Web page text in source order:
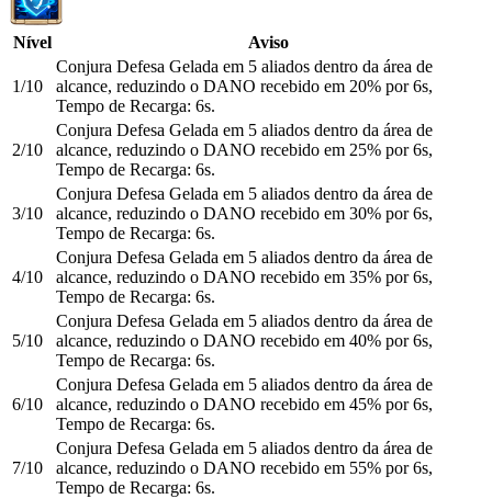
Nível Aviso
1/10
Conjura Defesa Gelada em 5 aliados dentro da área de
alcance, reduzindo o DANO recebido em 20% por 6s,
Tempo de Recarga: 6s.
2/10
Conjura Defesa Gelada em 5 aliados dentro da área de
alcance, reduzindo o DANO recebido em 25% por 6s,
Tempo de Recarga: 6s.
3/10
Conjura Defesa Gelada em 5 aliados dentro da área de
alcance, reduzindo o DANO recebido em 30% por 6s,
Tempo de Recarga: 6s.
4/10
Conjura Defesa Gelada em 5 aliados dentro da área de
alcance, reduzindo o DANO recebido em 35% por 6s,
Tempo de Recarga: 6s.
5/10
Conjura Defesa Gelada em 5 aliados dentro da área de
alcance, reduzindo o DANO recebido em 40% por 6s,
Tempo de Recarga: 6s.
6/10
Conjura Defesa Gelada em 5 aliados dentro da área de
alcance, reduzindo o DANO recebido em 45% por 6s,
Tempo de Recarga: 6s.
7/10
Conjura Defesa Gelada em 5 aliados dentro da área de
alcance, reduzindo o DANO recebido em 55% por 6s,
Tempo de Recarga: 6s.